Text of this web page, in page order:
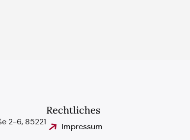
2-6, 85221
Rechtliches
Impressum